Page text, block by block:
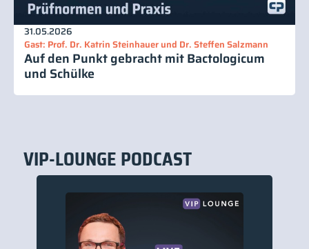
31.05.2026
Gast: Prof. Dr. Katrin Steinhauer und Dr. Steffen Salzmann
Auf den Punkt gebracht mit Bactologicum
und Schülke
VIP-LOUNGE PODCAST